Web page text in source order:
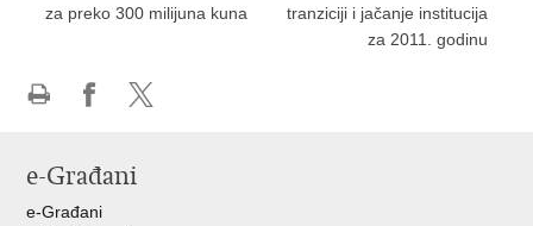
za preko 300 milijuna kuna
tranziciji i jačanje institucija
za 2011. godinu
Facebooku
X-
e-Građani
e-Građani